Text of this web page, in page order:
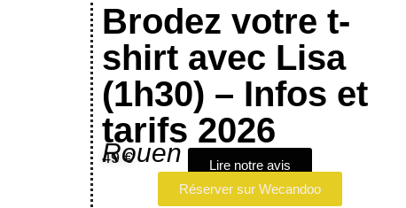
Brodez votre t-
shirt avec Lisa
(1h30) – Infos et
tarifs 2026
Rouen
49 €
Lire notre avis
Réserver sur Wecandoo